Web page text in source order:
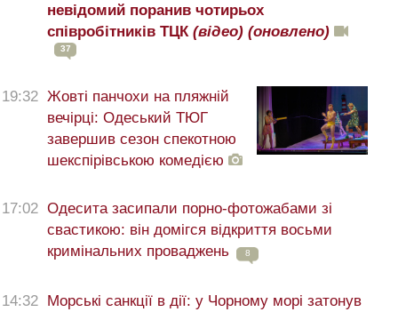
невідомий поранив чотирьох
співробітників ТЦК (відео) (оновлено)
37
19:32 Жовті панчохи на пляжній
вечірці: Одеський ТЮГ
завершив сезон спекотною
шекспірівською комедією
17:02 Одесита засипали порно-фотожабами зі
свастикою: він домігся відкриття восьми
кримінальних проваджень
8
14:32 Морські санкції в дії: у Чорному морі затонув